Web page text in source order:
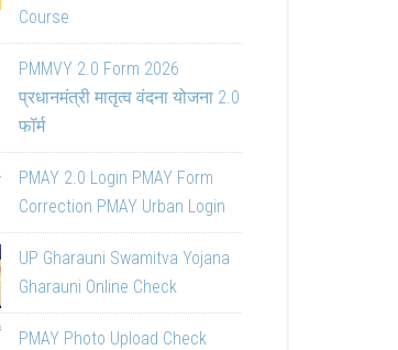
Course
PMMVY 2.0 Form 2026
प्रधानमंत्री मातृत्व वंदना योजना 2.0
फॉर्म
PMAY 2.0 Login PMAY Form
Correction PMAY Urban Login
UP Gharauni Swamitva Yojana
Gharauni Online Check
PMAY Photo Upload Check